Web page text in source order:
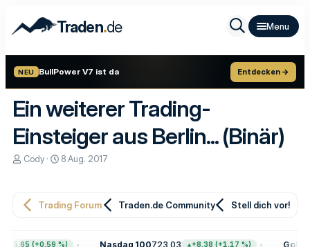
Traden.de
NEU BullPower V7 ist da Entdecken →
Ein weiterer Trading-
Einsteiger aus Berlin... (Binär)
E
e
Cody
E
e
8 Aug. 2017
Trading Forum Traden.de Community Stell dich vor!
(+0,59 %) Nasdaq 100723,03 +8,38 (+1,17 %) Gold